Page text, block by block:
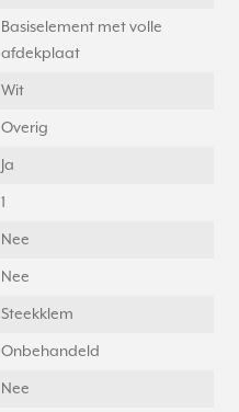
Basiselement met volle
afdekplaat
Wit
Overig
Ja
1
Nee
Nee
Steekklem
Onbehandeld
Nee